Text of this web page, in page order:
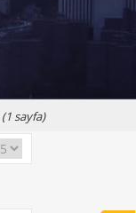
(1 sayfa)